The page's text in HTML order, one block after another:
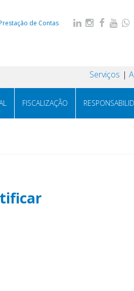
de Contas
Serviços
FISCALIZAÇÃO